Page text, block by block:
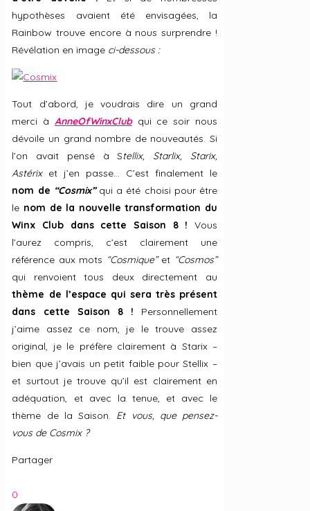
hypothèses avaient été envisagées, la
Rainbow trouve encore à nous surprendre !
Révélation en image ci-dessous :
Tout d’abord, je voudrais dire un grand
merci à AnneOfWinxClubqui ce soir nous
dévoile un grand nombre de nouveautés. Si
l’on avait pensé à Stellix, Starlix, Starix,
Astérixet j’en passe… C’est finalement le
nom de “Cosmix”qui a été choisi pour être
le nom de la nouvelle transformation du
Winx Club dans cette Saison 8 ! Vous
l’aurez compris, c’est clairement une
référence aux mots “Cosmique”et “Cosmos”
qui renvoient tous deux directement au
thème de l’espace qui sera très présent
dans cette Saison 8 ! Personnellement
j’aime assez ce nom, je le trouve assez
original, je le préfère clairement à Starix –
bien que j’avais un petit faible pour Stellix –
et surtout je trouve qu’il est clairement en
adéquation, et avec la tenue, et avec le
thème de la Saison. Et vous, que pensez-
vous de Cosmix ?
Partager
0